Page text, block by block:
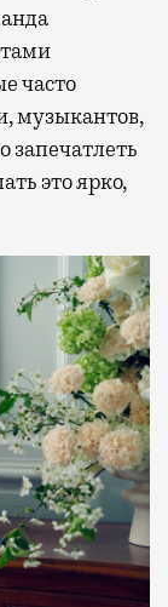
часто
музыкантов,
запечатлеть
это ярко,